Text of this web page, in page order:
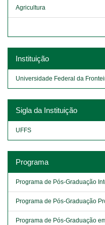
Agricultura
Instituição
Universidade Federal da
Sigla da Instituição
UFFS
Programa
Programa de Pós-Graduação
Programa de Pós-Graduação
Programa de Pós-Graduação em